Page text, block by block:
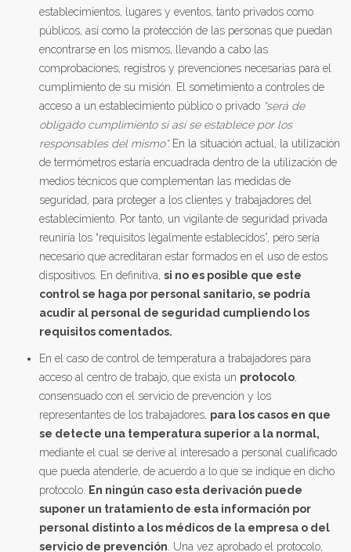
establecimientos, lugares y eventos, tanto privados como
públicos, así como la protección de las personas que puedan
encontrarse en los mismos, llevando a cabo las
comprobaciones, registros y prevenciones necesarias para el
cumplimiento de su misión. El sometimiento a controles de
acceso a un establecimiento público o privado “será de
obligado cumplimiento si así se establece por los
responsables del mismo“. En la situación actual, la utilización
de termómetros estaría encuadrada dentro de la utilización de
medios técnicos que complementan las medidas de
seguridad, para proteger a los clientes y trabajadores del
establecimiento. Por tanto, un vigilante de seguridad privada
reuniría los “requisitos legalmente establecidos”, pero sería
necesario que acreditaran estar formados en el uso de estos
dispositivos. En definitiva, si no es posible que este
control se haga por personal sanitario, se podría
acudir al personal de seguridad cumpliendo los
requisitos comentados.
En el caso de control de temperatura a trabajadores para
acceso al centro de trabajo, que exista un protocolo
consensuado con el servicio de prevención y los
representantes de los trabajadores, para los casos en que
se detecte una temperatura superior a la normal,
mediante el cual se derive al interesado a personal cualificado
que pueda atenderle, de acuerdo a lo que se indique en dicho
protocolo.
En ningún caso esta derivación puede
suponer un tratamiento de esta información por
personal distinto a los médicos de la empresa o del
servicio de prevención . Una vez aprobado el protocolo,